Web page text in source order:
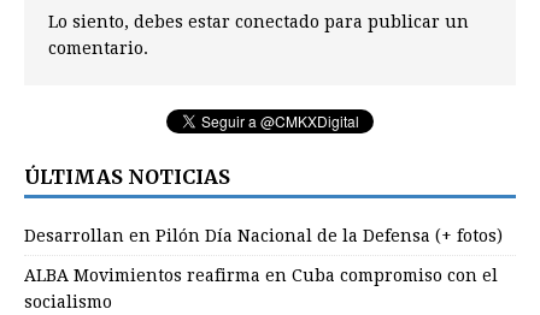
Lo siento, debes estar conectado para publicar un
comentario.
ÚLTIMAS NOTICIAS
Desarrollan en Pilón Día Nacional de la Defensa (+ fotos)
ALBA Movimientos reafirma en Cuba compromiso con el
socialismo